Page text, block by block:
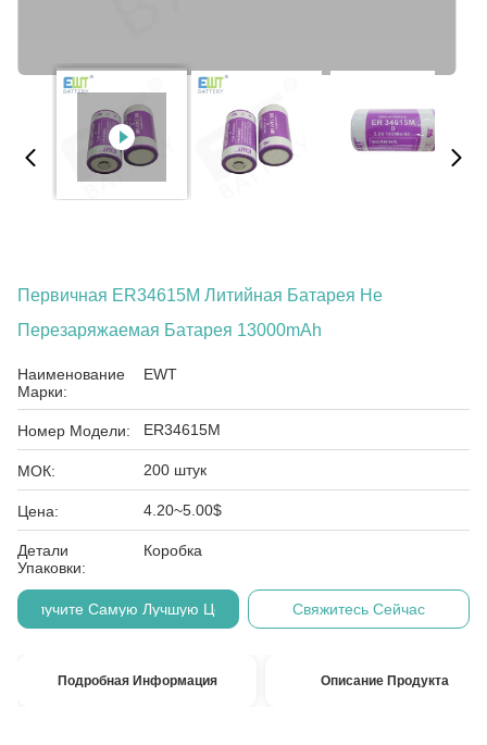
Первичная ER34615M Литийная Батарея Не
Перезаряжаемая Батарея 13000mAh
Наименование
Марки:
EWT
Номер Модели: ER34615M
МОК: 200 штук
Цена: 4.20~5.00$
Детали
Упаковки:
Коробка
Получите Самую Лучшую Цену Свяжитесь Сейчас
Подробная Информация Описание Продукта